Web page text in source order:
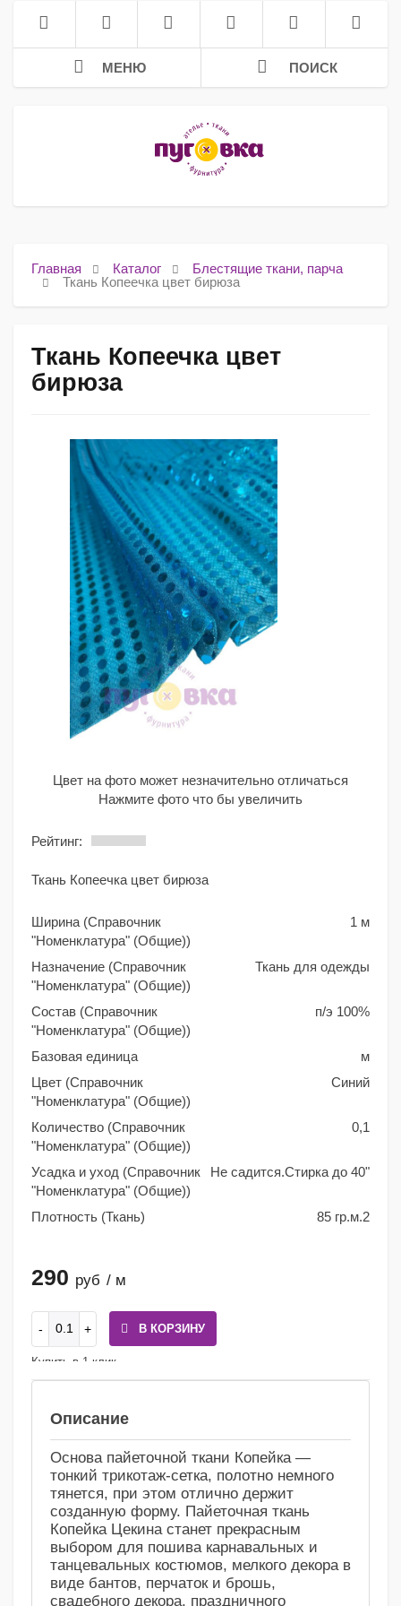
МЕНЮ ПОИСК
Главная Каталог
Блестящие ткани, парча
Ткань Копеечка цвет бирюза
Ткань Копеечка цвет
бирюза
Цвет на фото может незначительно отличаться
Нажмите фото что бы увеличить
Рейтинг:
Ткань Копеечка цвет бирюза
Ширина (Справочник
"Номенклатура" (Общие))
1 м
Назначение (Справочник
"Номенклатура" (Общие))
Ткань для одежды
Состав (Справочник
"Номенклатура" (Общие))
п/э 100%
Базовая единица
м
Цвет (Справочник
"Номенклатура" (Общие))
Синий
Количество (Справочник
"Номенклатура" (Общие))
0,1
Усадка и уход (Справочник
"Номенклатура" (Общие))
Не садится.Стирка до 40"
Плотность (Ткань) 85 гр.м.2
290 руб / м
В КОРЗИНУ
Купить в 1 клик
Описание
Основа пайеточной ткани Копейка —
тонкий трикотаж-сетка, полотно немного
тянется, при этом отлично держит
созданную форму. Пайеточная ткань
Копейка Цекина станет прекрасным
выбором для пошива карнавальных и
танцевальных костюмов, мелкого декора в
виде бантов, перчаток и брошь,
свадебного декора, праздничного